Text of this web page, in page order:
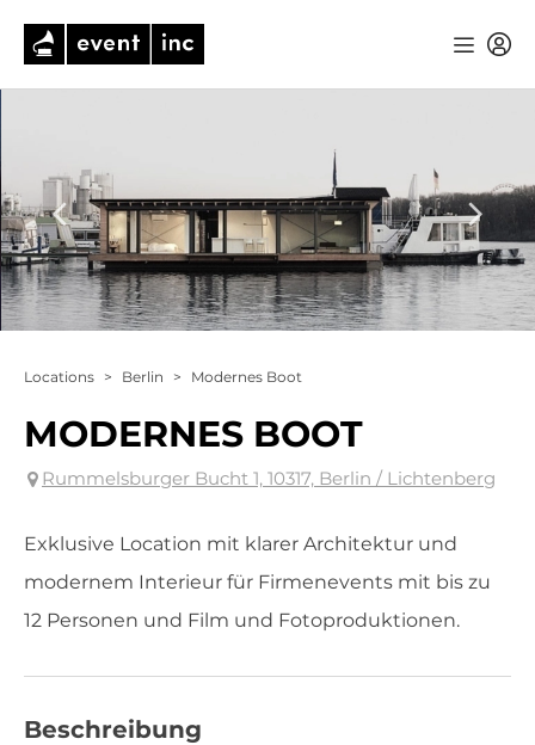
Locations > Berlin > Modernes Boot
MODERNES BOOT
Rummelsburger Bucht 1, 10317, Berlin / Lichtenberg
Exklusive Location mit klarer Architektur und
modernem Interieur für Firmenevents mit bis zu
12 Personen und Film und Fotoproduktionen.
Beschreibung